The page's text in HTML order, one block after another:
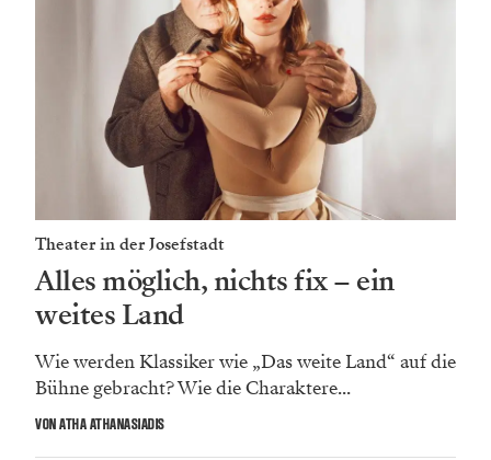
Theater in der Josefstadt
Alles möglich, nichts fix – ein
weites Land
Wie werden Klassiker wie „Das weite Land“ auf die
Bühne gebracht? Wie die Charaktere...
VON ATHA ATHANASIADIS